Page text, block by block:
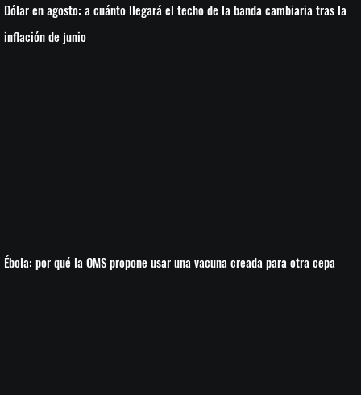
Dólar en agosto: a cuánto llegará el techo de la banda cambiaria tras la
inflación de junio
Ébola: por qué la OMS propone usar una vacuna creada para otra cepa